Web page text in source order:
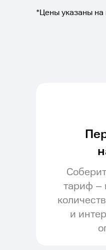
*Цены указаны
тариф –
и